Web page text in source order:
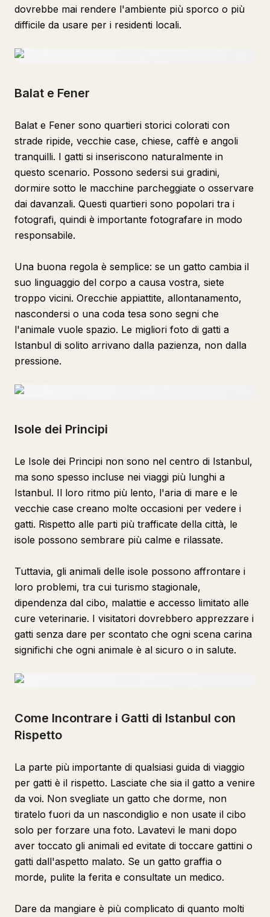
dovrebbe mai rendere l'ambiente più sporco o più
difficile da usare per i residenti locali.
Balat e Fener
Balat e Fener sono quartieri storici colorati con
strade ripide, vecchie case, chiese, caffè e angoli
tranquilli. I gatti si inseriscono naturalmente in
questo scenario. Possono sedersi sui gradini,
dormire sotto le macchine parcheggiate o osservare
dai davanzali. Questi quartieri sono popolari tra i
fotografi, quindi è importante fotografare in modo
responsabile.
Una buona regola è semplice: se un gatto cambia il
suo linguaggio del corpo a causa vostra, siete
troppo vicini. Orecchie appiattite, allontanamento,
nascondersi o una coda tesa sono segni che
l'animale vuole spazio. Le migliori foto di gatti a
Istanbul di solito arrivano dalla pazienza, non dalla
pressione.
Isole dei Principi
Le Isole dei Principi non sono nel centro di Istanbul,
ma sono spesso incluse nei viaggi più lunghi a
Istanbul. Il loro ritmo più lento, l'aria di mare e le
vecchie case creano molte occasioni per vedere i
gatti. Rispetto alle parti più trafficate della città, le
isole possono sembrare più calme e rilassate.
Tuttavia, gli animali delle isole possono affrontare i
loro problemi, tra cui turismo stagionale,
dipendenza dal cibo, malattie e accesso limitato alle
cure veterinarie. I visitatori dovrebbero apprezzare i
gatti senza dare per scontato che ogni scena carina
significhi che ogni animale è al sicuro o in salute.
Come Incontrare i Gatti di Istanbul con
Rispetto
La parte più importante di qualsiasi guida di viaggio
per gatti è il rispetto. Lasciate che sia il gatto a venire
da voi. Non svegliate un gatto che dorme, non
tiratelo fuori da un nascondiglio e non usate il cibo
solo per forzare una foto. Lavatevi le mani dopo
aver toccato gli animali ed evitate di toccare gattini o
gatti dall'aspetto malato. Se un gatto graffia o
morde, pulite la ferita e consultate un medico.
Dare da mangiare è più complicato di quanto molti